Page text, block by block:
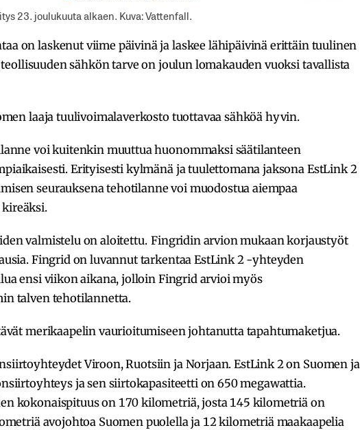
23. joulukuuta alkaen. Kuva: Vattenfall.
on laskenut viime päivinä ja laskee lähipäivinä erittäin tuulinen
teollisuuden sähkön tarve on joulun lomakauden vuoksi tavallista
laaja tuulivoimalaverkosto tuottavaa sähköä hyvin.
voi kuitenkin muuttua huonommaksi säätilanteen
Erityisesti kylmänä ja tuulettomana jaksona EstLink 2
seurauksena tehotilanne voi muodostua aiempaa
valmistelu on aloitettu. Fingridin arvion mukaan korjaustyöt
Fingrid on luvannut tarkentaa EstLink 2 -yhteyden
ensi viikon aikana, jolloin Fingrid arvioi myös
talven tehotilannetta.
merikaapelin vaurioitumiseen johtanutta tapahtumaketjua.
Viroon, Ruotsiin ja Norjaan. EstLink 2 on Suomen ja
ja sen siirtokapasiteetti on 650 megawattia.
kokonaispituus on 170 kilometriä, josta 145 kilometriä on
avojohtoa Suomen puolella ja 12 kilometriä maakaapelia